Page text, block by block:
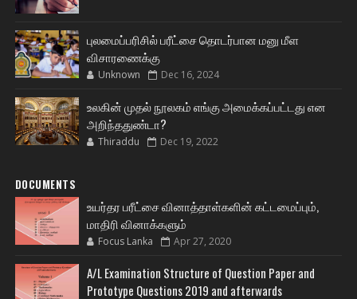
புலமைப்பரிசில் பரீட்சை தொடர்பான மனு மீள
விசாரணைக்கு
Unknown Dec 16, 2024
உலகின் முதல் நூலகம் எங்கு அமைக்கப்பட்டது என
அறிந்ததுண்டா?
Thiraddu Dec 19, 2022
DOCUMENTS
உயர்தர பரீட்சை வினாத்தாள்களின் கட்டமைப்பும்,
மாதிரி வினாக்களும்
Focus Lanka Apr 27, 2020
A/L Examination Structure of Question Paper and
Prototype Questions 2019 and afterwards